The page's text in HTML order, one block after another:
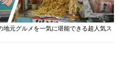
元グルメを一気に堪能できる超人気ス